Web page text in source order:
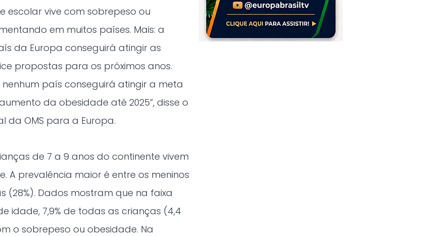
escolar vive com sobrepeso ou
em muitos países. Mais: a
da Europa conseguirá atingir as
propostas para os próximos anos.
nenhum país conseguirá atingir a meta
da obesidade até 2025”, disse o
da OMS para a Europa.
de 7 a 9 anos do continente vivem
A prevalência maior é entre os meninos
(28%). Dados mostram que na faixa
idade, 7,9% de todas as crianças (4,4
o sobrepeso ou obesidade. Na